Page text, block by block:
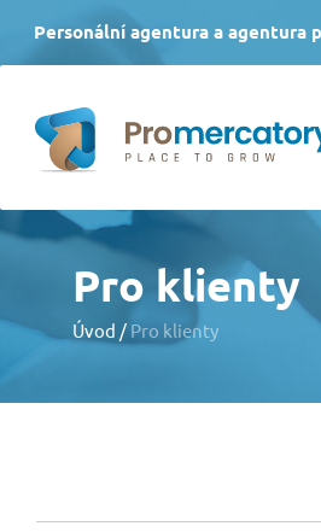
Personální agentura a agentura
HOMEPAGE
GDPRPro klienty
Úvod / Pro klienty